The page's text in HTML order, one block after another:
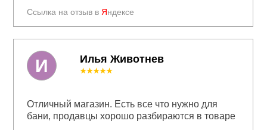
Ссылка на отзыв в Яндексе
Илья Животнев
★★★★★
Отличный магазин. Есть все что нужно для
бани, продавцы хорошо разбираются в товаре
И